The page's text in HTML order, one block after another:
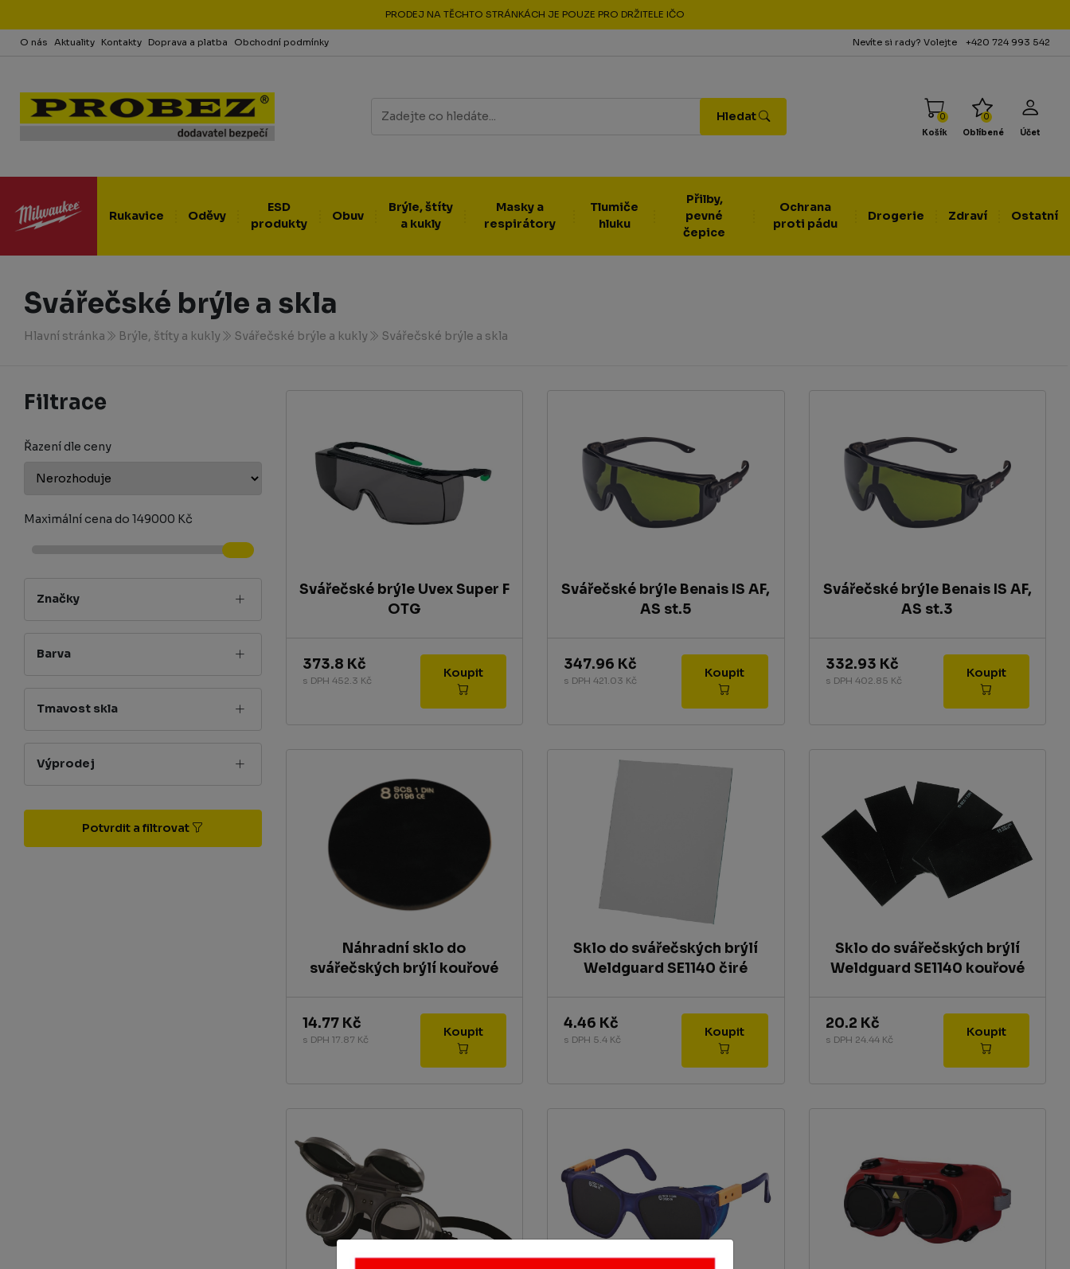
PRODEJ NA TĚCHTO STRÁNKÁCH JE POUZE PRO DRŽITELE IČO
O nás Aktuality Kontakty Doprava a platba Obchodní podmínky Nevíte si rady? Volejte +420 724 993 542
Hledat
Účet
0
Oblíbené
0
Košík
Rukavice Oděvy
ESD
produkty
Obuv
Brýle, štíty
a kukly
Masky a
respirátory
Tlumiče
hluku
Přilby,
pevné
čepice
Ochrana
proti pádu
Drogerie Zdraví Ostatní
Svářečské brýle a skla
Hlavní stránka Brýle, štíty a kukly Svářečské brýle a kukly Svářečské brýle a skla
Filtrace
Řazení dle ceny
Maximální cena do 149000 Kč
Značky
Barva
Tmavost skla
Výprodej
Potvrdit a filtrovat
Svářečské brýle Uvex Super F
OTG
373.8 Kč
s DPH 452.3 Kč
Koupit
Svářečské brýle Benais IS AF,
AS st.5
347.96 Kč
s DPH 421.03 Kč
Svářečské brýle Benais IS AF,
AS st.3
332.93 Kč
s DPH 402.85 Kč
Koupit
Náhradní sklo do
svářečských brýlí kouřové
14.77 Kč
s DPH 17.87 Kč
Koupit
Sklo do svářečských brýlí
Weldguard SE1140 čiré
4.46 Kč
s DPH 5.4 Kč
Sklo do svářečských brýlí
Weldguard SE1140 kouřové
20.2 Kč
s DPH 24.44 Kč
Koupit